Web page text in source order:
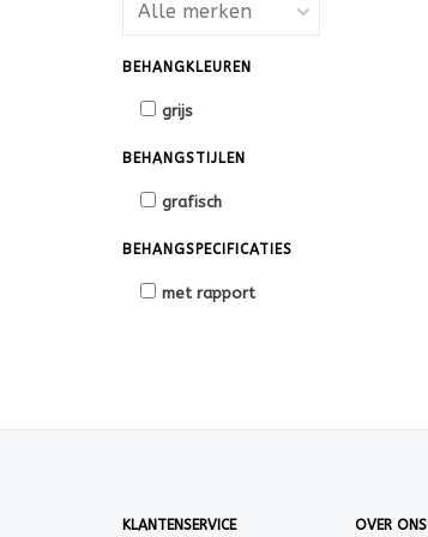
BEHANGKLEUREN
grijs
BEHANGSTIJLEN
grafisch
BEHANGSPECIFICATIES
met rapport
KLANTENSERVICE OVER ONS